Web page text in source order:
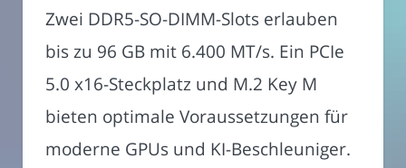
Zwei DDR5-SO-DIMM-Slots erlauben
bis zu 96 GB mit 6.400 MT/s. Ein PCIe
5.0 x16-Steckplatz und M.2 Key M
bieten optimale Voraussetzungen für
moderne GPUs und KI-Beschleuniger.